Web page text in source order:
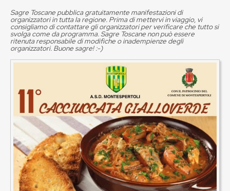
Sagre Toscane pubblica gratuitamente manifestazioni di
organizzatori in tutta la regione. Prima di mettervi in viaggio, vi
consigliamo di contattare gli organizzatori per verificare che tutto si
svolga come da programma. Sagre Toscane non può essere
ritenuta responsabile di modifiche o inadempienze degli
organizzatori. Buone sagre! :-)